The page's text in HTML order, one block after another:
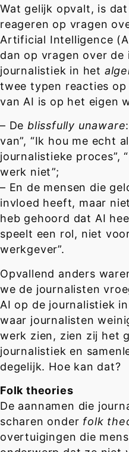
Wat gelijk opvalt, is
reageren op vragen
Artificial Intelligence
dan op vragen over de
journalistiek in het
twee typen reacties
van AI is op het eigen
– De blissfully unaware
van”, “Ik hou me echt
journalistieke proces”,
werk niet”;
– En de mensen die
invloed heeft, maar
heb gehoord dat AI
speelt een rol, niet
werkgever”.
Opvallend anders
we de journalisten
AI op de journalistiek
waar journalisten
werk zien, zien zij het
journalistiek en
degelijk. Hoe kan dat?
Folk theories
De aannamen die
scharen onder folk
overtuigingen die